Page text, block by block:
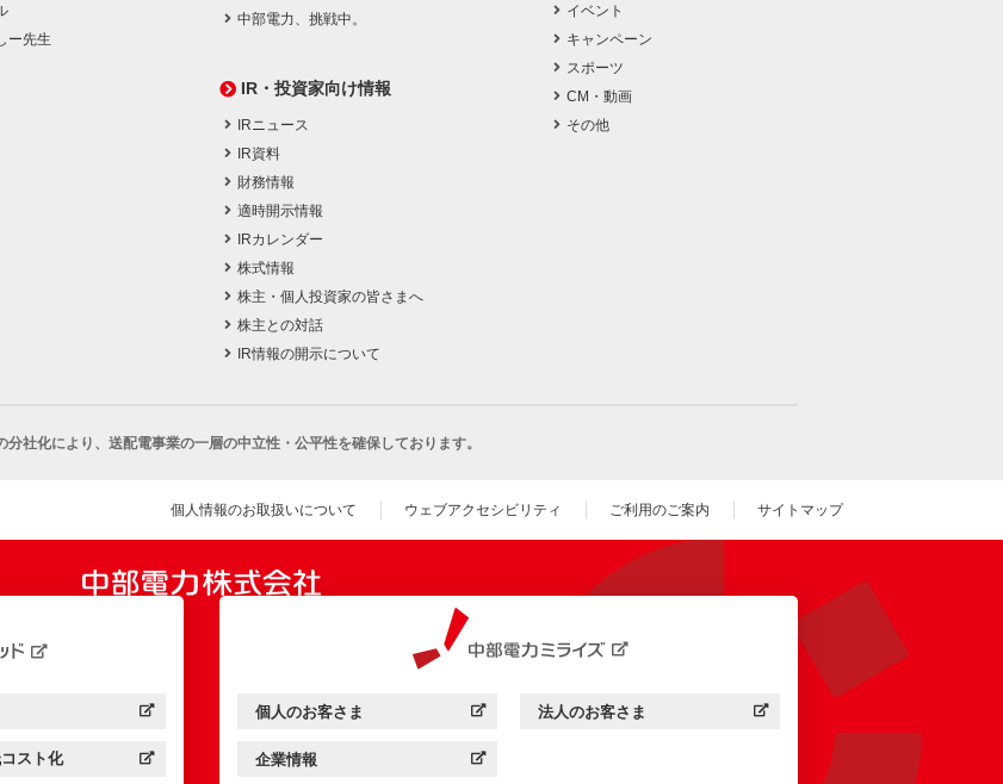
ー先生
中部電力、挑戦中。
IR・投資家向け情報
IRニュース
IR資料
財務情報
適時開示情報
IRカレンダー
株式情報
株主・個人投資家の皆さまへ
株主との対話
IR情報の開示について
イベント
キャンペーン
スポーツ
CM・動画
その他
社化により、 送配電事業の一層の中立性・公平性を確保しております。
個人情報のお取扱いについて ウェブアクセシビリティ ご利用のご案内 サイトマップ
ーグリッド：
ンドウを開きます）
ーグリッド：
スト化
ンドウを開きます）
中部電力ミライズ：
個人のお客さま
（新しいウィンドウを開きます） 中部電力ミライズ：
法人のお客さま
（新しいウィンドウを開きます）
中部電力ミライズ：
企業情報
（新しいウィンドウを開きます）